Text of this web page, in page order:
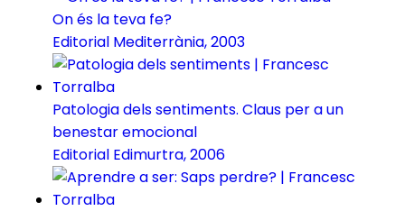
On és la teva fe?
Editorial Mediterrània, 2003
Patologia dels sentiments. Claus per a un
benestar emocional
Editorial Edimurtra, 2006